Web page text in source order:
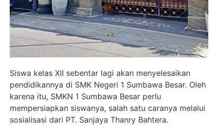
Siswa kelas XII sebentar lagi akan menyelesaikan
pendidikannya di SMK Negeri 1 Sumbawa Besar. Oleh
karena itu, SMKN 1 Sumbawa Besar perlu
mempersiapkan siswanya, salah satu caranya melalui
sosialisasi dari PT. Sanjaya Thanry Bahtera.